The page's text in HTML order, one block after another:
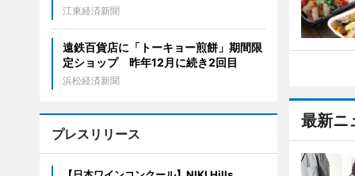
最新ニ
江東経済新聞
遠鉄百貨店に「トーキョー煎餅」期間限
定ショップ 昨年12月に続き2回目
浜松経済新聞
プレスリリース